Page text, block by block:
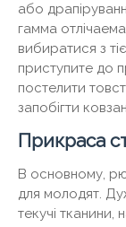
або
гамма
вибиратися з
приступите до
постелити
запобігти
Прикраса
В основному,
для молодят.
текучі тканини,